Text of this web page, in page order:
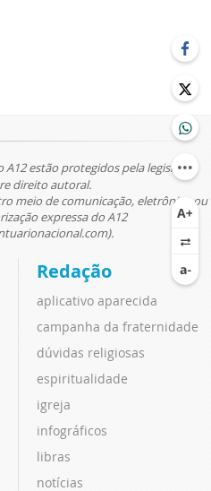
estão protegidos pela legislação
direito autoral.
meio de comunicação, eletrônico ou
expressa do A12
Redação
aplicativo aparecida
campanha da fraternidade
dúvidas religiosas
espiritualidade
igreja
infográficos
libras
notícias